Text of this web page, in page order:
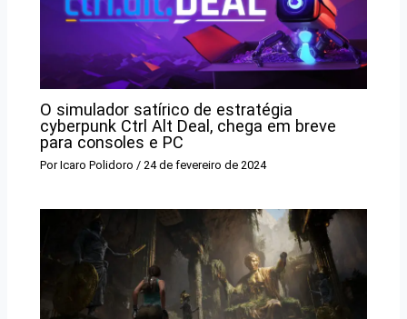
O simulador satírico de estratégia
cyberpunk Ctrl Alt Deal, chega em breve
para consoles e PC
PorIcaro Polidoro / 24 de fevereiro de 2024